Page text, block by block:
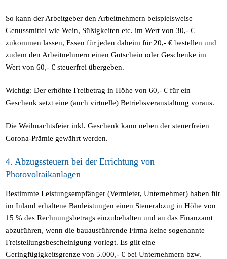
So kann der Arbeitgeber den Arbeitnehmern beispielsweise
Genussmittel wie Wein, Süßigkeiten etc. im Wert von 30,- €
zukommen lassen, Essen für jeden daheim für 20,- € bestellen und
zudem den Arbeitnehmern einen Gutschein oder Geschenke im
Wert von 60,- € steuerfrei übergeben.
Wichtig: Der erhöhte Freibetrag in Höhe von 60,- € für ein
Geschenk setzt eine (auch virtuelle) Betriebsveranstaltung voraus.
Die Weihnachtsfeier inkl. Geschenk kann neben der steuerfreien
Corona-Prämie gewährt werden.
4. Abzugssteuern bei der Errichtung von
Photovoltaikanlagen
Bestimmte Leistungsempfänger (Vermieter, Unternehmer) haben für
im Inland erhaltene Bauleistungen einen Steuerabzug in Höhe von
15 % des Rechnungsbetrags einzubehalten und an das Finanzamt
abzuführen, wenn die bauausführende Firma keine sogenannte
Freistellungsbescheinigung vorlegt. Es gilt eine
Geringfügigkeitsgrenze von 5.000,- € bei Unternehmern bzw.